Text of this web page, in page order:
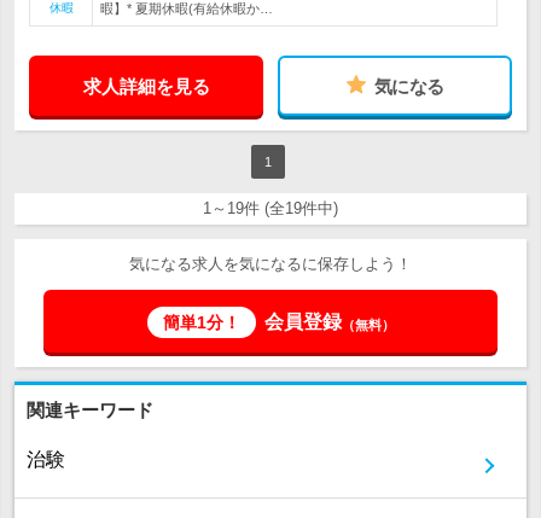
休暇
暇】* 夏期休暇(有給休暇か…
求人詳細を見る 気になる
1
1～19件 (全19件中)
気になる求人を気になるに保存しよう！
簡単1分！ 会員登録（無料）
関連キーワード
治験